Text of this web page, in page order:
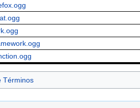
Términos